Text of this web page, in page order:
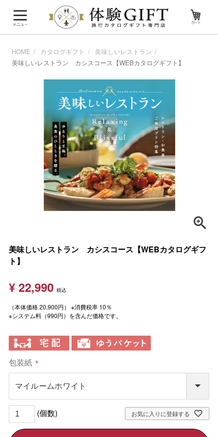
HOME カタログギフト
美味しいレストラン
美味しいレストラン カシスコース【WEBカタログギフト】
美味しいレストラン カシスコース【WEBカタログギフ
ト】
¥ 22,990 税込
（本体価格 20,900円） ※消費税率 10％
※システム料（990円）を含んだ価格です。
包装紙
(
必
須
)
お気に入りに登録する